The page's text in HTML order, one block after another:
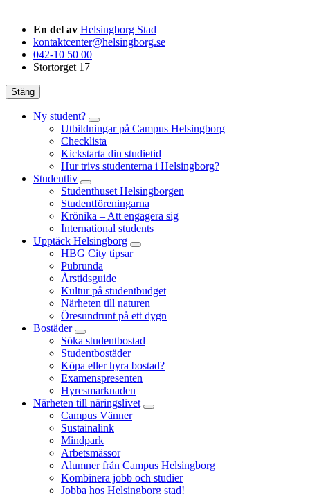
En del av Helsingborg Stad
kontaktcenter@helsingborg.se
042-10 50 00
Stortorget 17
Stäng
Ny student?
Utbildningar på Campus Helsingborg
Checklista
Kickstarta din studietid
Hur trivs studenterna i Helsingborg?
Studentliv
Studenthuset Helsingborgen
Studentföreningarna
Krönika – Att engagera sig
International students
Upptäck Helsingborg
HBG City tipsar
Pubrunda
Årstidsguide
Kultur på studentbudget
Närheten till naturen
Öresundrunt på ett dygn
Bostäder
Söka studentbostad
Studentbostäder
Köpa eller hyra bostad?
Examenspresenten
Hyresmarknaden
Närheten till näringslivet
Campus Vänner
Sustainalink
Mindpark
Arbetsmässor
Alumner från Campus Helsingborg
Kombinera jobb och studier
Jobba hos Helsingborg stad!